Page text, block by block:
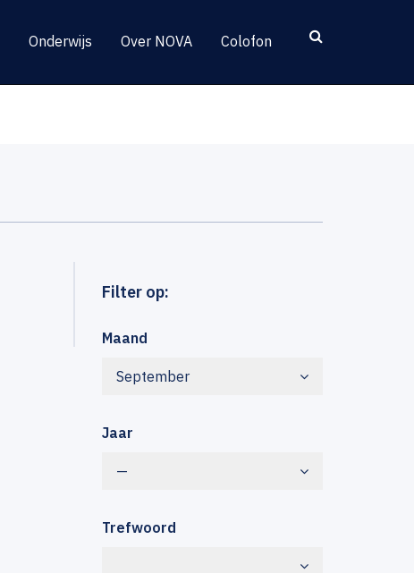
Onderwijs Over NOVA Colofon
Filter op:
Maand
September
Jaar
—
Trefwoord